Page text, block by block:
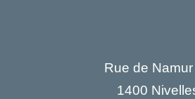
Rue de
1400